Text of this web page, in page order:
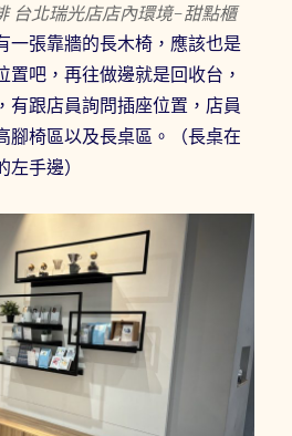
台北瑞光店店內環境-甜點櫃
一張靠牆的長木椅，應該也是
置吧，再往做邊就是回收台，
有跟店員詢問插座位置，店員
腳椅區以及長桌區。（長桌在
手邊）